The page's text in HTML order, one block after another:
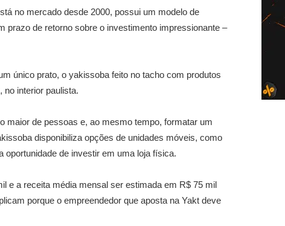
no mercado desde 2000, possui um modelo de
prazo de retorno sobre o investimento impressionante –
único prato, o yakissoba feito no tacho com produtos
no interior paulista.
maior de pessoas e, ao mesmo tempo, formatar um
disponibiliza opções de unidades móveis, como
de investir em uma loja física.
e a receita média mensal ser estimada em R$ 75 mil
porque o empreendedor que aposta na Yakt deve